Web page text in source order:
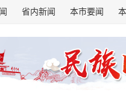
省内新闻 本市要闻